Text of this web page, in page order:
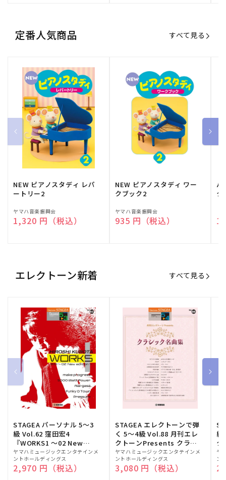
定番人気商品 すべて見る
NEW ピアノスタディ レパ
ートリー2
販
売
ヤマハ音楽振興会
通常価格
1,320 円（税込）
NEW ピアノスタディ ワー
クブック2
販
売
ヤマハ音楽振興会
通常価格
935 円（税込）
バ
ク
売
エレクトーン新着 すべて見る
STAGEA パーソナル 5～3
級 Vol.62 窪田宏4
『WORKS1 ～02 New
edition～』
販
売
元:
ヤマハミュージックエンタテインメ
ントホールディングス
通常価格
2,970 円（税込）
STAGEA エレクトーンで弾
く 5～4級 Vol.88 月刊エレ
クトーンPresents クラシ
ック名曲集
販
売
元:
ヤマハミュージックエンタテインメ
ントホールディングス
通常価格
3,080 円（税込）
級
ク
販
売
元:
ヤ
ン